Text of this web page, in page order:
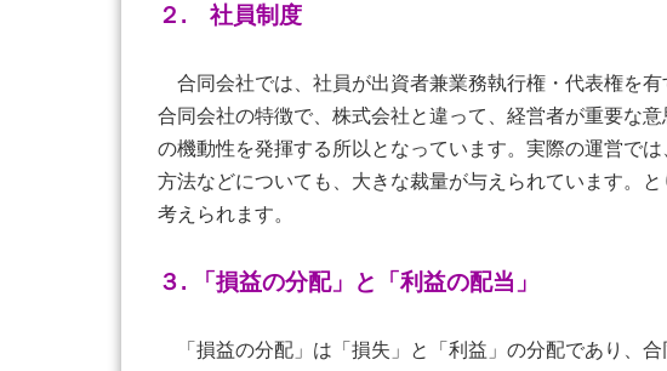
２. 社員制度
合同会社では、社員が出資者兼業務執行権・代表権を
合同会社の特徴で、株式会社と違って、経営者が重要な
の機動性を発揮する所以となっています。実際の運営で
方法などについても、大きな裁量が与えられています。
考えられます。
３. 「損益の分配」と「利益の配当」
「損益の分配」は「損失」と「利益」の分配であり、